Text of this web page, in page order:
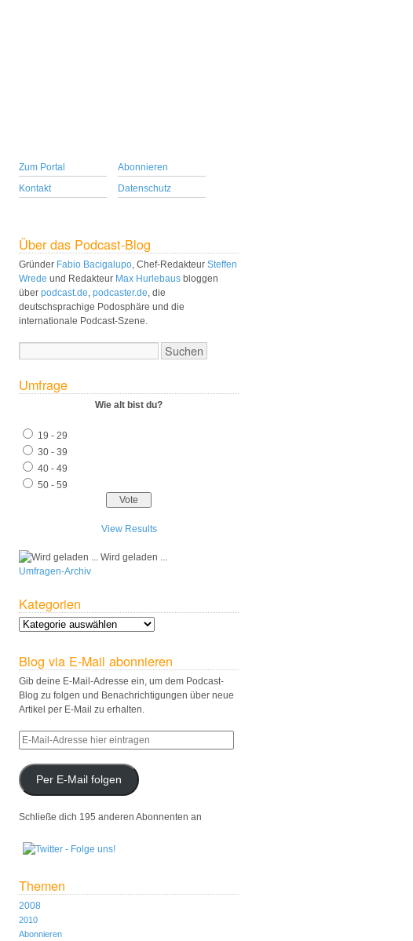
Zum Portal
Abonnieren
Kontakt
Datenschutz
Über das Podcast-Blog
Gründer Fabio Bacigalupo, Chef-Redakteur Steffen
Wrede und Redakteur Max Hurlebaus bloggen
über podcast.de, podcaster.de, die
deutschsprachige Podosphäre und die
internationale Podcast-Szene.
Umfrage
Wie alt bist du?
19 - 29
30 - 39
40 - 49
50 - 59
View Results
Wird geladen ...
Umfragen-Archiv
Kategorien
Blog via E-Mail abonnieren
Gib deine E-Mail-Adresse ein, um dem Podcast-
Blog zu folgen und Benachrichtigungen über neue
Artikel per E-Mail zu erhalten.
Per E-Mail folgen
Schließe dich 195 anderen Abonnenten an
Themen
2008
2010
Abonnieren